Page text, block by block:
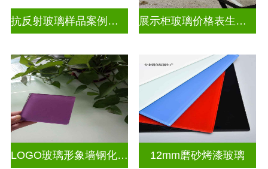
抗反射玻璃样品案例展示 展示柜玻璃价格表生产电话
LOGO玻璃形象墙钢化烤漆彩色玻璃 12mm磨砂烤漆玻璃